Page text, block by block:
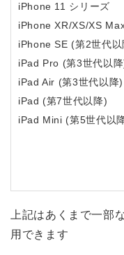
iPhone 11 シリーズ
iPhone XR/XS/XS
iPhone SE (第2世代以
iPad Pro (第3世代以
iPad Air (第3世代以降)
iPad (第7世代以降)
iPad Mini (第5世代以
上記はあくまで一部
用できます